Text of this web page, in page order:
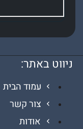
באתר:
עמוד הבית
צור קשר
אודות